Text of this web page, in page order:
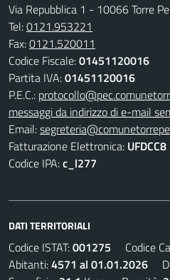
Via Repubblica 1 - 10066 Torre
Tel:0121.953221
Fax:0121.520011
Codice Fiscale:01451120016
Partita IVA:01451120016
P.E.C.:
messaggi da indirizzo di e-mail
Email:
Fatturazione Elettronica: UFDCC8
Codice IPA:c_l277
DATI TERRITORIALI
Codice ISTAT:001275 Codice
Abitanti:4571 al 01.01.2026